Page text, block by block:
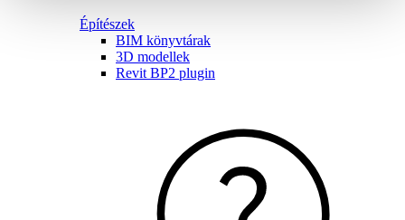
Építészek
BIM könyvtárak
3D modellek
Revit BP2 plugin